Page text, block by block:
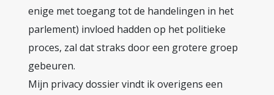
enige met toegang tot de handelingen in het
parlement) invloed hadden op het politieke
proces, zal dat straks door een grotere groep
gebeuren.
Mijn privacy dossier vindt ik overigens een